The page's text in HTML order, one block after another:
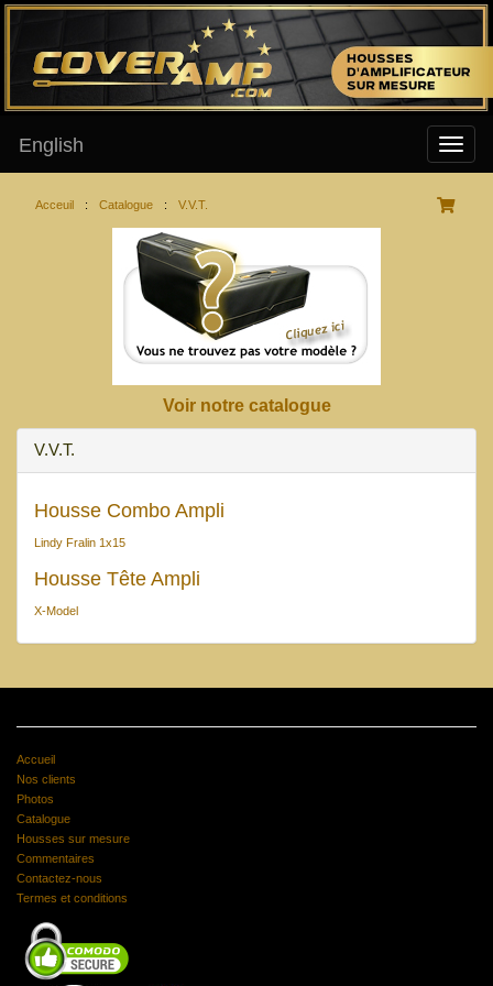
English
Acceuil : Catalogue : V.V.T.
Voir notre catalogue
V.V.T.
Housse Combo Ampli
Lindy Fralin 1x15
Housse Tête Ampli
X-Model
Accueil
Nos clients
Photos
Catalogue
Housses sur mesure
Commentaires
Contactez-nous
Termes et conditions